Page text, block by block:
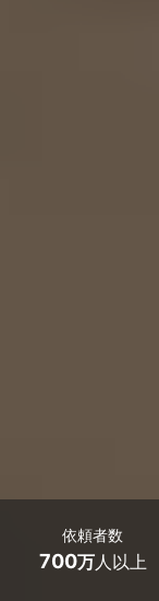
依頼者数
700万人以上